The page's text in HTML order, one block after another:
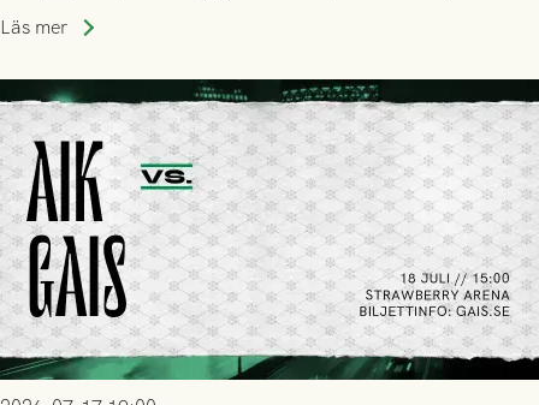
Stockholm . Men trots konstant hotande i första halvlek av
lyckades få in 2-0.
Läs mer